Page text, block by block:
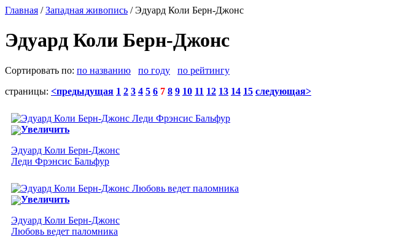
Главная /Западная живопись / Эдуард Коли Берн-Джонс
Эдуард Коли Берн-Джонс
Сортировать по: по названию по году
по рейтингу
страницы: <предыдущая 1 2 3 4 5 6 7 8 9 10 11 12 13 14 15 следующая>
Увеличить
Эдуард Коли Берн-Джонс
Леди Фрэнсис Бальфур
Увеличить
Эдуард Коли Берн-Джонс
Любовь ведет паломника